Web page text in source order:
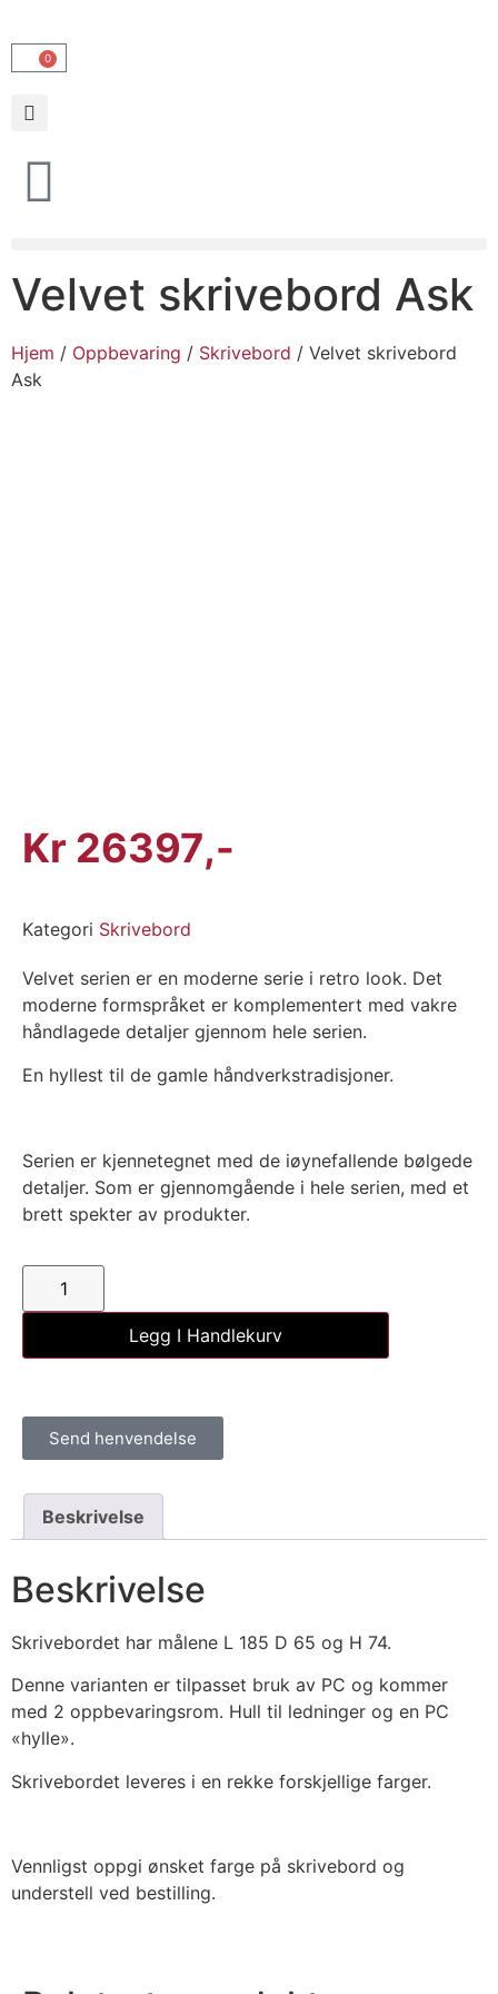
0
Velvet skrivebord Ask
Hjem / Oppbevaring / Skrivebord / Velvet skrivebord
Ask
Kr 26397
Kategori Skrivebord
Velvet serien er en moderne serie i retro look. Det
moderne formspråket er komplementert med vakre
håndlagede detaljer gjennom hele serien.
En hyllest til de gamle håndverkstradisjoner.
Serien er kjennetegnet med de iøynefallende bølgede
detaljer. Som er gjennomgående i hele serien, med et
brett spekter av produkter.
Legg I Handlekurv
Send henvendelse
Beskrivelse
Beskrivelse
Skrivebordet har målene L 185 D 65 og H 74.
Denne varianten er tilpasset bruk av PC og kommer
med 2 oppbevaringsrom. Hull til ledninger og en PC
«hylle».
Skrivebordet leveres i en rekke forskjellige farger.
Vennligst oppgi ønsket farge på skrivebord og
understell ved bestilling.